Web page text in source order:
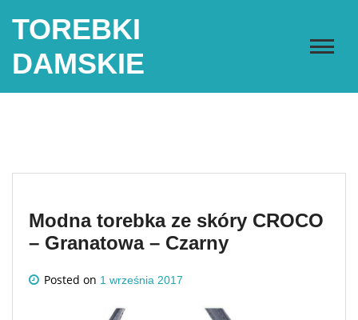
TOREBKI
DAMSKIE
Modna torebka ze skóry CROCO
– Granatowa – Czarny
Posted on 1 września 2017